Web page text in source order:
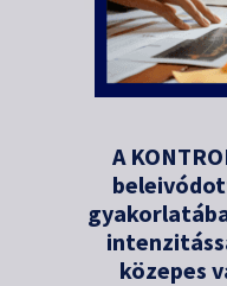
A
közepes